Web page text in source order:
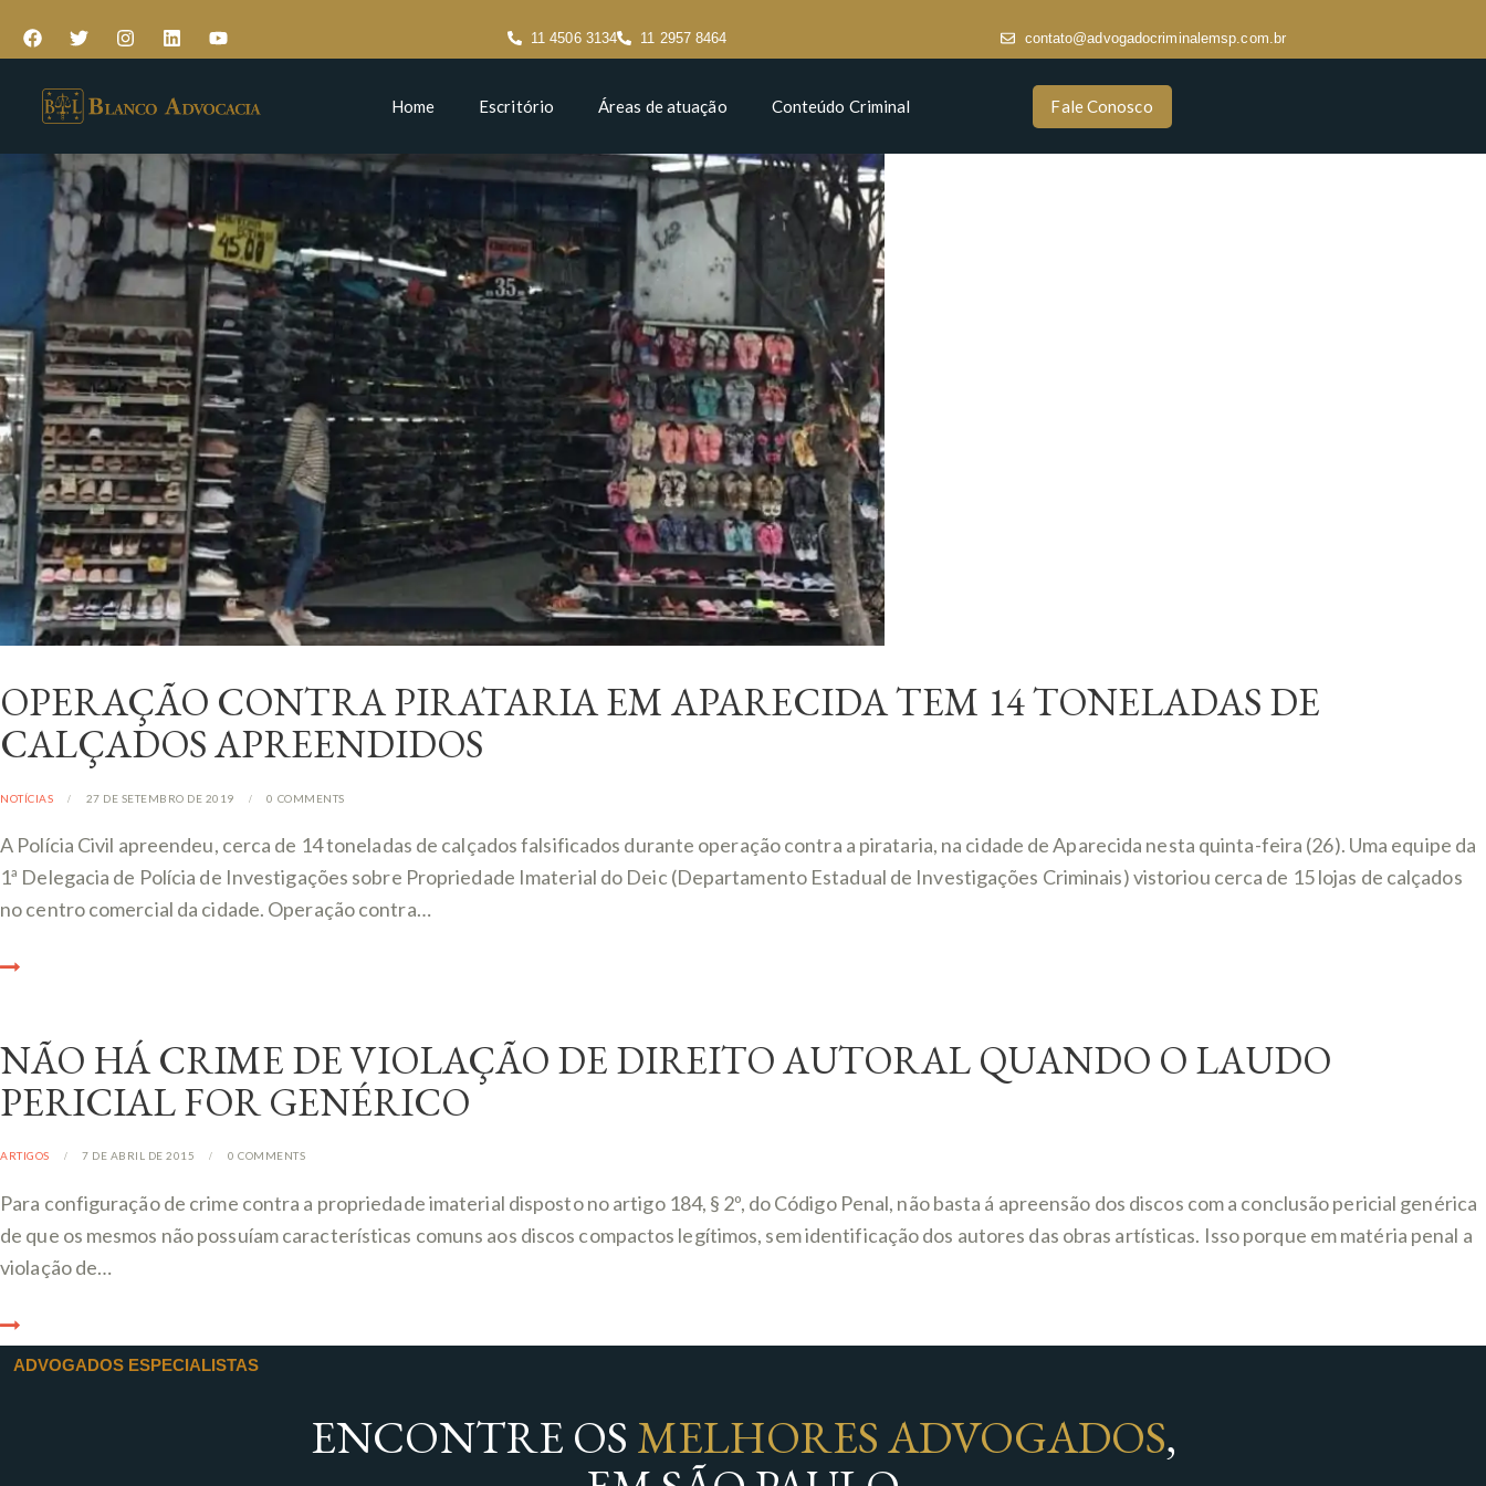
11 4506 3134 11 2957 8464 contato@advogadocriminalemsp.com.br
Home Escritório Áreas de atuação Conteúdo Criminal Fale Conosco
OPERAÇÃO CONTRA PIRATARIA EM APARECIDA TEM 14 TONELADAS DE
CALÇADOS APREENDIDOS
NOTÍCIAS 27 DE SETEMBRO DE 2019 0 COMMENTS
A Polícia Civil apreendeu, cerca de 14 toneladas de calçados falsificados durante operação contra a pirataria, na cidade de Aparecida nesta quinta-feira (26). Uma equipe da
1ª Delegacia de Polícia de Investigações sobre Propriedade Imaterial do Deic (Departamento Estadual de Investigações Criminais) vistoriou cerca de 15 lojas de calçados
no centro comercial da cidade. Operação contra…
NÃO HÁ CRIME DE VIOLAÇÃO DE DIREITO AUTORAL QUANDO O LAUDO
PERICIAL FOR GENÉRICO
ARTIGOS 7 DE ABRIL DE 2015 0 COMMENTS
Para configuração de crime contra a propriedade imaterial disposto no artigo 184, § 2º, do Código Penal, não basta á apreensão dos discos com a conclusão pericial genérica
de que os mesmos não possuíam características comuns aos discos compactos legítimos, sem identificação dos autores das obras artísticas. Isso porque em matéria penal a
violação de…
ADVOGADOS ESPECIALISTAS
ENCONTRE OS MELHORES ADVOGADOS,